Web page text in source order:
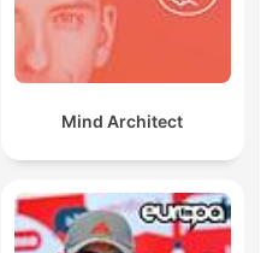
Mind Architect